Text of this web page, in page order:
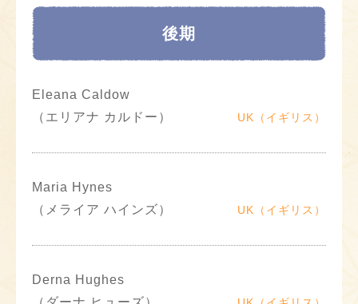
後期
Eleana Caldow
（エリアナ カルドー）
UK（イギリス）
Maria Hynes
（メライア ハインズ）
UK（イギリス）
Derna Hughes